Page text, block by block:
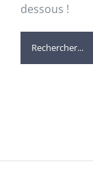
dessous !